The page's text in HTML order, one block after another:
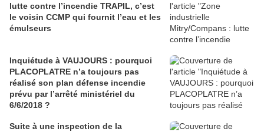
lutte contre l’incendie TRAPIL, c’est
le voisin CCMP qui fournit l’eau et les
émulseurs
Inquiétude à VAUJOURS : pourquoi
PLACOPLATRE n’a toujours pas
réalisé son plan défense incendie
prévu par l’arrêté ministériel du
6/6/2018 ?
Suite à une inspection de la